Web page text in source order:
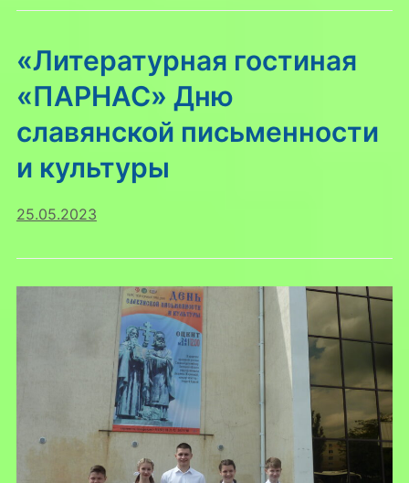
«Литературная гостиная
«ПАРНАС» Дню
славянской письменности
и культуры
25.05.2023